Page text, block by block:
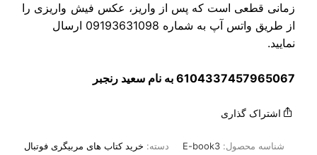
زمانی قطعی است که پس از واریز، عکس فیش واریزی را
از طریق واتس آپ به شماره 09193631098 ارسال
نمایید.
6104337457965067 به نام سعید رنجبر
اشتراک گذاری
شناسه محصول:E-book3 دسته: خرید کتاب های مربیگری فوتبال